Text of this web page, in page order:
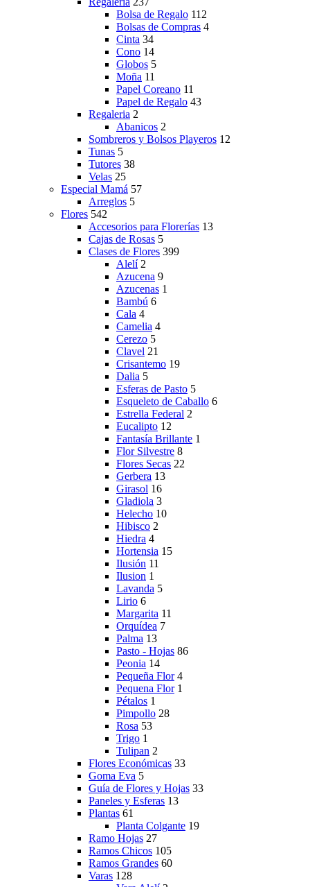
Bolsa de Regalo 112
Bolsas de Compras 4
Cinta 34
Cono 14
Globos 5
Moña 11
Papel Coreano 11
Papel de Regalo 43
Regaleria 2
Abanicos 2
Sombreros y Bolsos Playeros 12
Tunas 5
Tutores 38
Velas 25
Especial Mamá 57
Arreglos 5
Flores 542
Accesorios para Florerías 13
Cajas de Rosas 5
Clases de Flores 399
Alelí 2
Azucena 9
Azucenas 1
Bambú 6
Cala 4
Camelia 4
Cerezo 5
Clavel 21
Crisantemo 19
Dalia 5
Esferas de Pasto 5
Esqueleto de Caballo 6
Estrella Federal 2
Eucalipto 12
Fantasía Brillante 1
Flor Silvestre 8
Flores Secas 22
Gerbera 13
Girasol 16
Gladiola 3
Helecho 10
Hibisco 2
Hiedra 4
Hortensia 15
Ilusión 11
Ilusion 1
Lavanda 5
Lirio 6
Margarita 11
Orquídea 7
Palma 13
Pasto - Hojas 86
Peonia 14
Pequeña Flor 4
Pequena Flor 1
Pétalos 1
Pimpollo 28
Rosa 53
Trigo 1
Tulipan 2
Flores Económicas 33
Goma Eva 5
Guía de Flores y Hojas 33
Paneles y Esferas 13
Plantas 61
Planta Colgante 19
Ramo Hojas 27
Ramos Chicos 105
Ramos Grandes 60
Varas 128